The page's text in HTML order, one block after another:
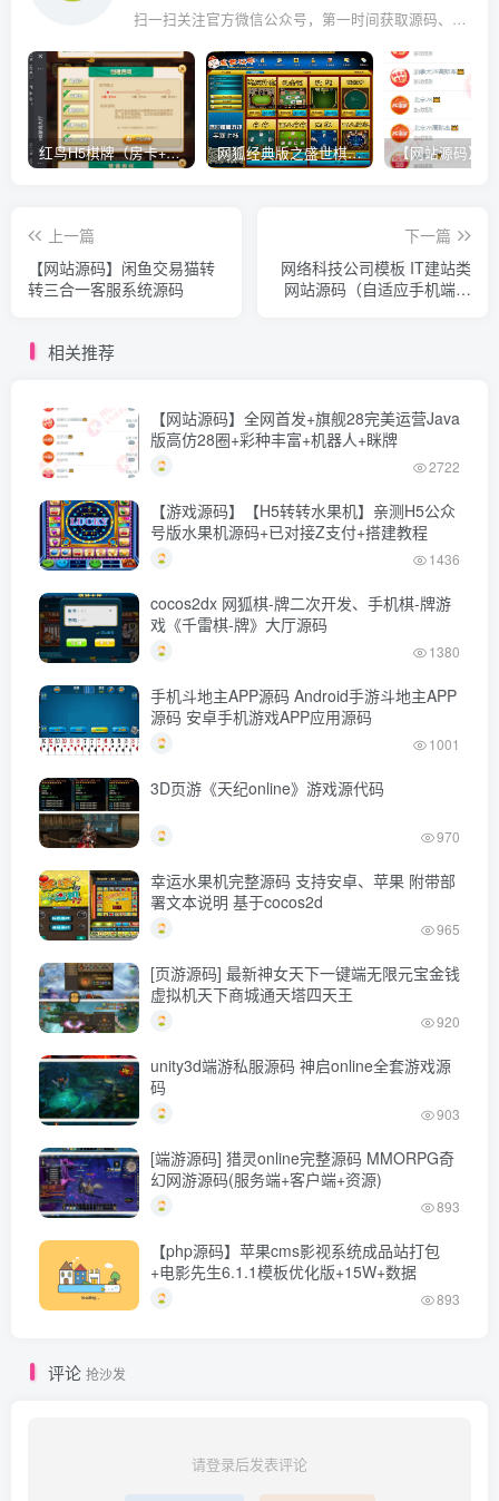
扫一扫关注官方微信公众号，第一时间获取源码、网赚项目资源教程，自媒体等知识干货，让互联网创业赚钱更简单。
红鸟H5棋牌（房卡+金币）全套双模式游戏源码 网狐经典版之盛世棋牌完整游戏源码（包含文档、架设教程、网站、源代码等）
上一篇
【网站源码】闲鱼交易猫转
转三合一客服系统源码
下一篇
网络科技公司模板 IT建站类
网站源码（自适应手机端）
相关推荐
【网站源码】全网首发+旗舰28完美运营Java
版高仿28圈+彩种丰富+机器人+眯牌
2722
【游戏源码】【H5转转水果机】亲测H5公众
号版水果机源码+已对接Z支付+搭建教程
1436
cocos2dx 网狐棋-牌二次开发、手机棋-牌游
戏《千雷棋-牌》大厅源码
1380
手机斗地主APP源码 Android手游斗地主APP
源码 安卓手机游戏APP应用源码
1001
3D页游《天纪online》游戏源代码
970
幸运水果机完整源码 支持安卓、苹果 附带部
署文本说明 基于cocos2d
965
[页游源码] 最新神女天下一键端无限元宝金钱
虚拟机天下商城通天塔四天王
920
unity3d端游私服源码 神启online全套游戏源
码
903
[端游源码] 猎灵online完整源码 MMORPG奇
幻网游源码(服务端+客户端+资源)
893
【php源码】苹果cms影视系统成品站打包
+电影先生6.1.1模板优化版+15W+数据
893
评论 抢沙发
请登录后发表评论